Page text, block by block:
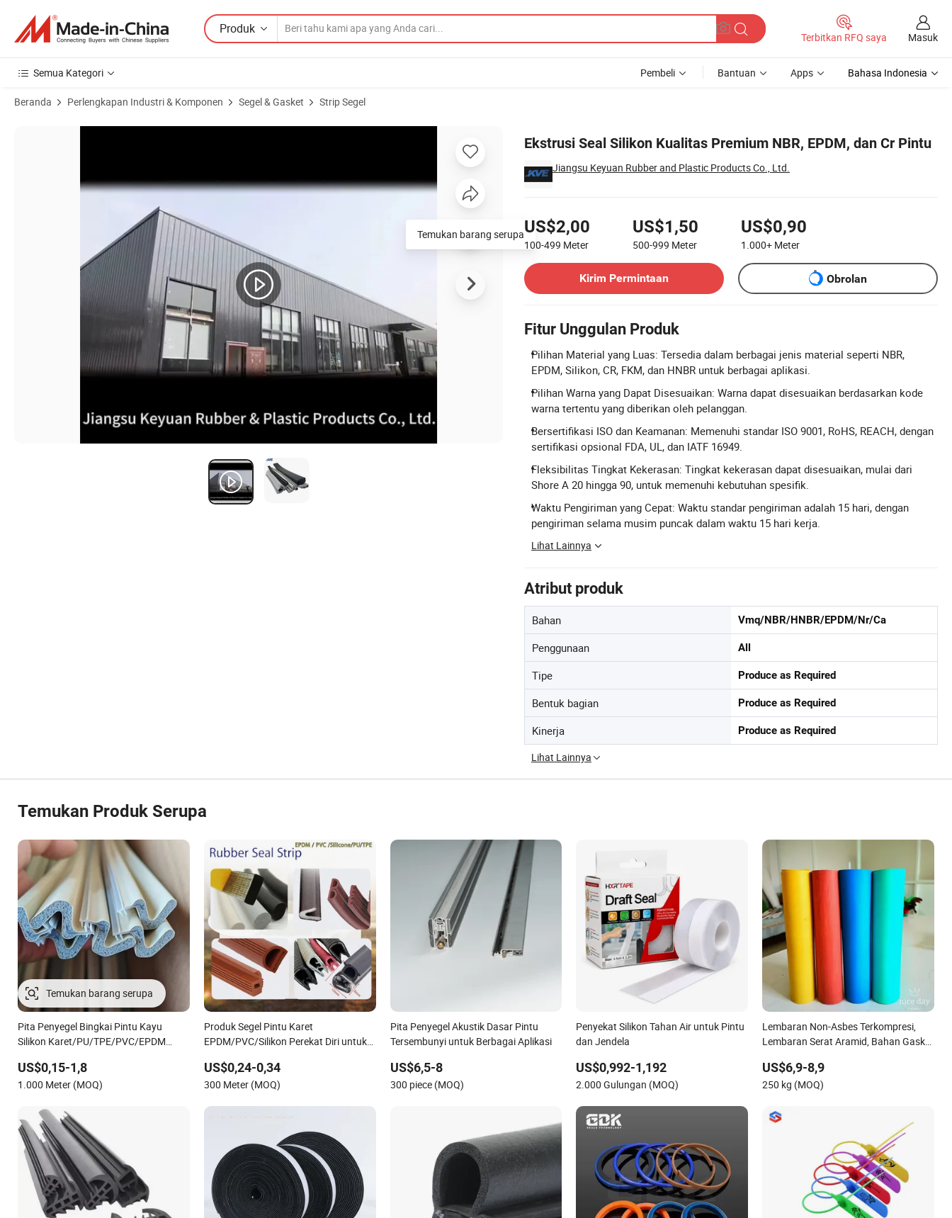
Produk
Terbitkan RFQ saya Masuk
Semua Kategori Pembeli Bantuan Apps Bahasa Indonesia
Beranda Perlengkapan Industri & Komponen Segel & Gasket Strip Segel
Ekstrusi Seal Silikon Kualitas Premium NBR, EPDM, dan Cr Pintu
Jiangsu Keyuan Rubber and Plastic Products Co., Ltd.
US$2,00
100-499 Meter
US$1,50
500-999 Meter
US$0,90
1.000+ Meter
Kirim Permintaan
Obrolan
Fitur Unggulan Produk
Pilihan Material yang Luas: Tersedia dalam berbagai jenis material seperti NBR,
EPDM, Silikon, CR, FKM, dan HNBR untuk berbagai aplikasi.
Pilihan Warna yang Dapat Disesuaikan: Warna dapat disesuaikan berdasarkan kode
warna tertentu yang diberikan oleh pelanggan.
Bersertifikasi ISO dan Keamanan: Memenuhi standar ISO 9001, RoHS, REACH, dengan
sertifikasi opsional FDA, UL, dan IATF 16949.
Fleksibilitas Tingkat Kekerasan: Tingkat kekerasan dapat disesuaikan, mulai dari
Shore A 20 hingga 90, untuk memenuhi kebutuhan spesifik.
Waktu Pengiriman yang Cepat: Waktu standar pengiriman adalah 15 hari, dengan
pengiriman selama musim puncak dalam waktu 15 hari kerja.
Lihat Lainnya
Atribut produk
Bahan Vmq/NBR/HNBR/EPDM/Nr/Ca
Penggunaan All
Tipe Produce as Required
Bentuk bagian Produce as Required
Kinerja Produce as Required
Lihat Lainnya
Gambar Produk dari Ekstrusi Seal Silikon Kualitas Premium NBR, EPDM, dan Cr Pintu
Temukan barang serupa
Temukan Produk Serupa
Pita Penyegel Bingkai Pintu Kayu
Silikon Karet/PU/TPE/PVC/EPDM
Cuaca
US$0,15-1,8
1.000 Meter (MOQ)
Produk Segel Pintu Karet
EPDM/PVC/Silikon Perekat Diri untuk
US$0,24-0,34
300 Meter (MOQ)
Pita Penyegel Akustik Dasar Pintu
Tersembunyi untuk Berbagai Aplikasi
US$6,5-8
300 piece (MOQ)
Penyekat Silikon Tahan Air untuk Pintu
dan Jendela
US$0,992-1,192
2.000 Gulungan (MOQ)
Lembaran Non-Asbes Terkompresi,
Lembaran Serat Aramid, Bahan Gasket
US$6,9-8,9
250 kg (MOQ)